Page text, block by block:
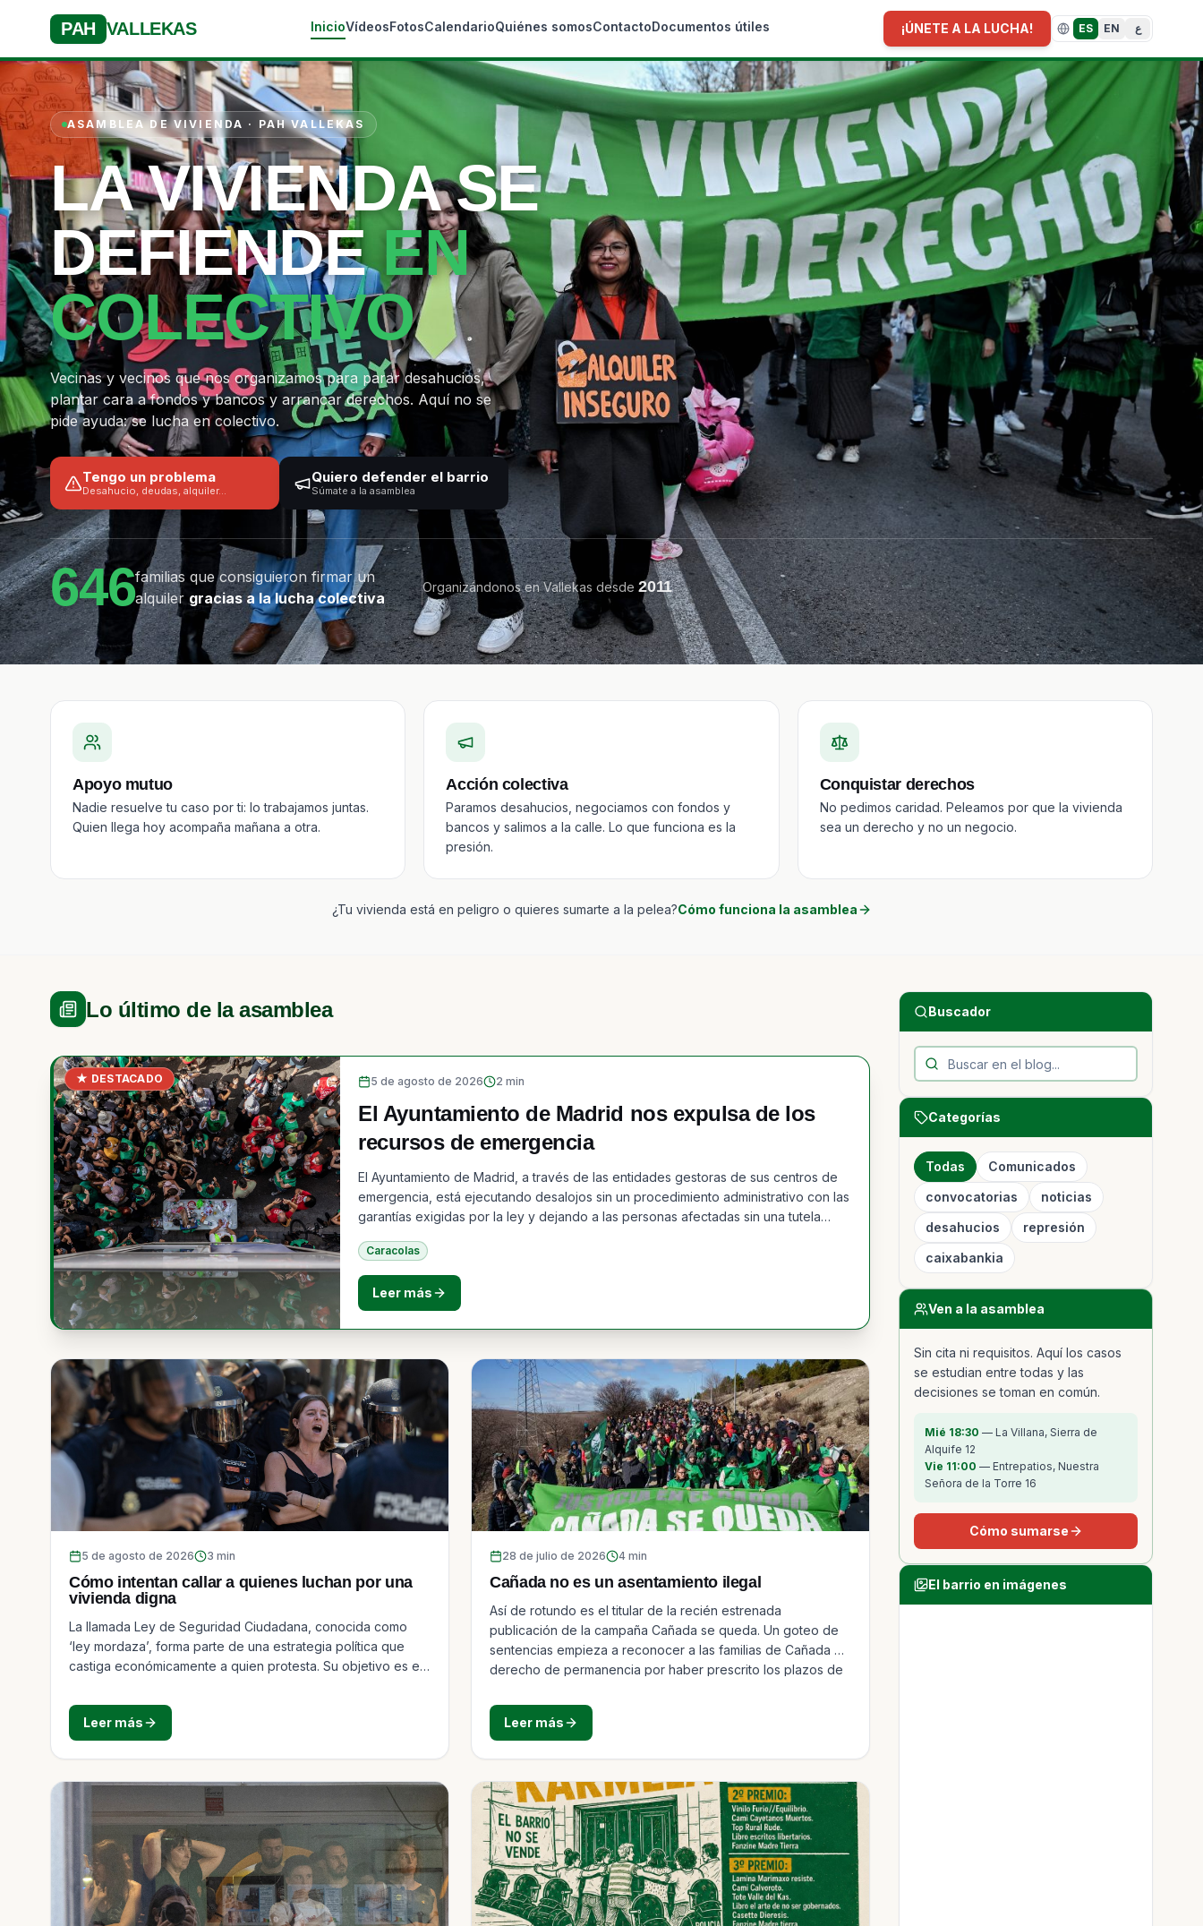
PAH VALLEKAS InicioVídeosFotosCalendarioQuiénes somosContactoDocumentos útiles ¡ÚNETE A LA LUCHA! ES EN ع
ASAMBLEA DE VIVIENDA · PAH VALLEKAS
LA VIVIENDA SE
DEFIENDE EN
COLECTIVO
Vecinas y vecinos que nos organizamos para parar desahucios,
plantar cara a fondos y bancos y arrancar derechos. Aquí no se
pide ayuda: se lucha en colectivo.
Tengo un problema
Desahucio, deudas, alquiler…
Quiero defender el barrio
Súmate a la asamblea
646familias que consiguieron firmar un
alquiler gracias a la lucha colectiva
Organizándonos en Vallekas desde 2011
Apoyo mutuo
Nadie resuelve tu caso por ti: lo trabajamos juntas.
Quien llega hoy acompaña mañana a otra.
Acción colectiva
Paramos desahucios, negociamos con fondos y
bancos y salimos a la calle. Lo que funciona es la
presión.
Conquistar derechos
No pedimos caridad. Peleamos por que la vivienda
sea un derecho y no un negocio.
¿Tu vivienda está en peligro o quieres sumarte a la pelea?Cómo funciona la asamblea
Lo último de la asamblea
★ DESTACADO 5 de agosto de 2026 2 min
El Ayuntamiento de Madrid nos expulsa de los
recursos de emergencia
El Ayuntamiento de Madrid, a través de las entidades gestoras de sus centros de
emergencia, está ejecutando desalojos sin un procedimiento administrativo con las
garantías exigidas por la ley y dejando a las personas afectadas sin una tutela
Caracolas
Leer más
5 de agosto de 2026 3 min
Cómo intentan callar a quienes luchan por una
vivienda digna
La llamada Ley de Seguridad Ciudadana, conocida como
‘ley mordaza’, forma parte de una estrategia política que
castiga económicamente a quien protesta. Su objetivo es el
Muchos vecinos y vecinas del movimiento de vivienda de
Vallecas han sido multados por intentar parar desahucios o
protestar. En total más de 50.000 euros en multas en apenas
Leer más
28 de julio de 2026 4 min
Cañada no es un asentamiento ilegal
Así de rotundo es el titular de la recién estrenada
publicación de la campaña Cañada se queda. Un goteo de
sentencias empieza a reconocer a las familias de Cañada el
derecho de permanencia por haber prescrito los plazos de
última, de marzo de 2026, fue ganada en apelación al
Tribunal Superior de Justicia y suma jurisprudencia contra las
Leer más
Buscador
Categorías
Todas
Comunicados
convocatorias
noticias
desahucios
represión
caixabankia
Ven a la asamblea
Sin cita ni requisitos. Aquí los casos
se estudian entre todas y las
decisiones se toman en común.
Mié 18:30 — La Villana, Sierra de
Alquife 12
Vie 11:00 — Entrepatios, Nuestra
Señora de la Torre 16
Cómo sumarse
El barrio en imágenes